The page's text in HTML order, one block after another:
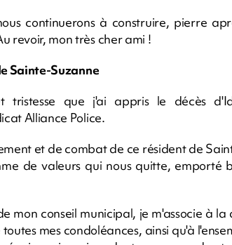
continuerons à construire, pierre
revoir, mon très cher ami !
Sainte-Suzanne
tristesse que j'ai appris le décès
Alliance Police.
et de combat de ce résident de
de valeurs qui nous quitte,
mon conseil municipal, je m'associe à
mes condoléances, ainsi qu'à